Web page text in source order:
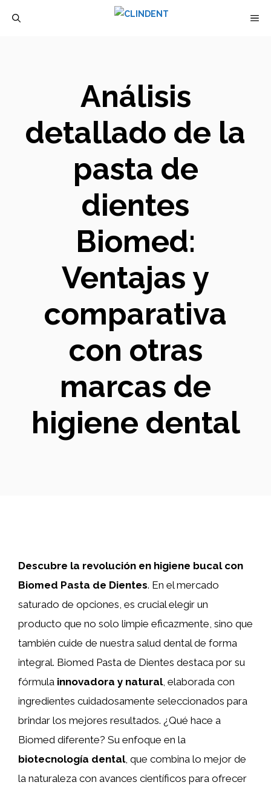
Análisis
detallado de la
pasta de
dientes
Biomed:
Ventajas y
comparativa
con otras
marcas de
higiene dental
Descubre la revolución en higiene bucal con
Biomed Pasta de Dientes. En el mercado
saturado de opciones, es crucial elegir un
producto que no solo limpie eficazmente, sino que
también cuide de nuestra salud dental de forma
integral. Biomed Pasta de Dientes destaca por su
fórmula innovadora y natural, elaborada con
ingredientes cuidadosamente seleccionados para
brindar los mejores resultados. ¿Qué hace a
Biomed diferente? Su enfoque en la
biotecnología dental, que combina lo mejor de
la naturaleza con avances científicos para ofrecer